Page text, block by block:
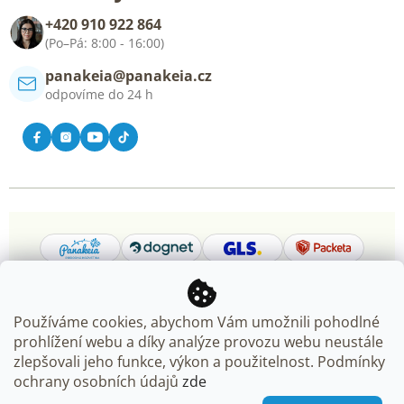
Používáme cookies, abychom Vám umožnili pohodlné
prohlížení webu a díky analýze provozu webu neustále
zlepšovali jeho funkce, výkon a použitelnost. Podmínky
ochrany osobních údajů zde
Kontakt
+420 910 922 864
(Po–Pá: 8:00 - 16:00)
panakeia@panakeia.cz
odpovíme do 24 h
Copyright 2026Panakeia.cz. Všechna práva vyhrazena.
Upravit nastavení cookies